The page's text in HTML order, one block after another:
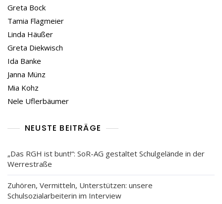
Greta Bock
Tamia Flagmeier
Linda Häußer
Greta Diekwisch
Ida Banke
Janna Münz
Mia Kohz
Nele Uflerbäumer
NEUSTE BEITRÄGE
„Das RGH ist bunt!“: SoR-AG gestaltet Schulgelände in der
Werrestraße
Zuhören, Vermitteln, Unterstützen: unsere
Schulsozialarbeiterin im Interview